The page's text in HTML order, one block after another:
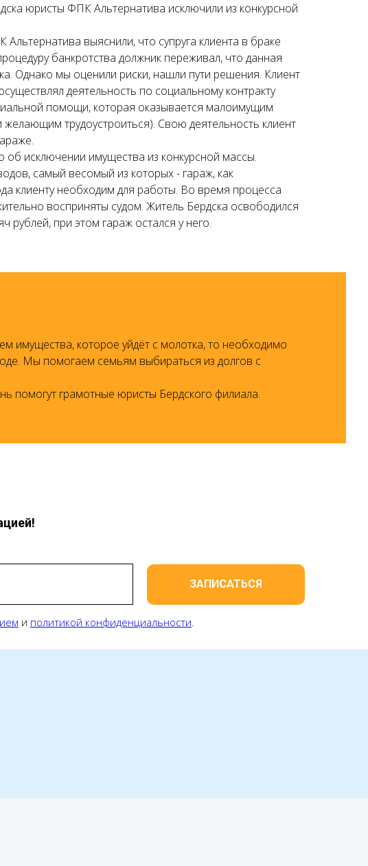
юристы ФПК Альтернатива исключили из конкурсной
выяснили, что супруга клиента в браке
банкротства должник переживал, что данная
Однако мы оценили риски, нашли пути решения. Клиент
деятельность по социальному контракту
помощи, которая оказывается малоимущим
трудоустроиться). Свою деятельность клиент
об исключении имущества из конкурсной массы.
самый весомый из которых - гараж, как
клиенту необходим для работы. Во время процесса
восприняты судом. Житель Бердска освободился
рублей, при этом гараж остался у него.
имущества, которое уйдёт с молотка, то необходимо
Мы помогаем семьям выбираться из долгов с
помогут грамотные юристы Бердского филиала.
и политикой конфиденциальности.
ЗАПИСАТЬСЯ